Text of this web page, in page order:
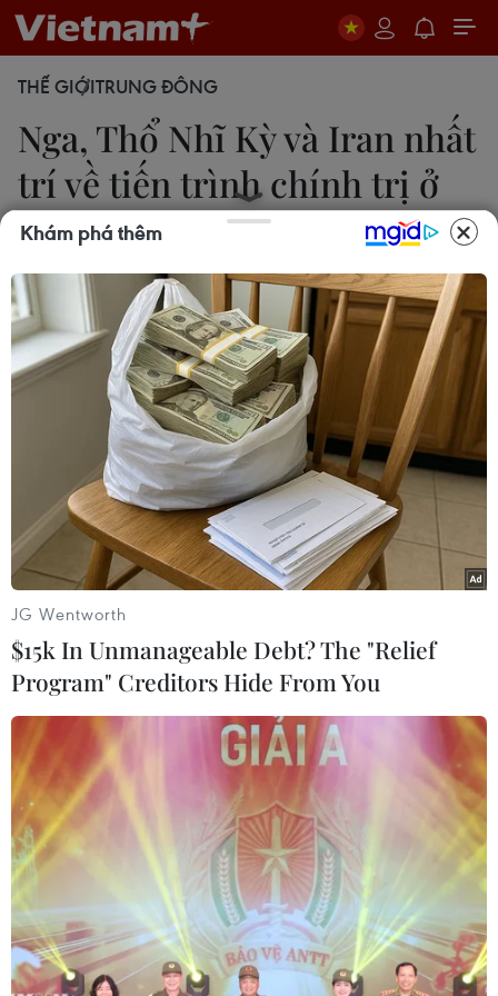
THẾ GIỚITRUNG ĐÔNG
Nga, Thổ Nhĩ Kỳ và Iran nhất
trí về tiến trình chính trị ở
Syria
20/12/2016 22:55
Ngoại trưởng 3 nước Nga, Thổ Nhĩ Kỳ và Iran đã
ra tuyên bố nhất trí về tiến trình chính trị tại Syria,
trong đó nêu rõ 3 nước này sẵn sàng đứng ra bảo
đảm cho cuộc đàm phán ở Syria.
Đoàn xe đưa người dân Syria sơ tán khỏi miền đông Aleppo
ngày 16/12. (Nguồn: AP/TTXVN)
Ngày 20/12 tại Moskva, ngoại trưởng 3 nước
Nga, Thổ Nhĩ Kỳ và Iran đã ra tuyên bố nhất trí
về tiến trình chính trị tại Syria, trong đó nêu rõ
3 nước này sẵn sàng đứng ra bảo đảm cho cuộc
Khám phá thêm
JG Wentworth
$15k In Unmanageable Debt? The "Relief
Program" Creditors Hide From You